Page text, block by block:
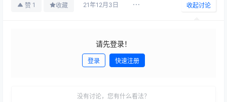
赞 1 收藏 21年12月3日 收起讨论
请先登录！
登录 快速注册
没有讨论，您有什么看法？